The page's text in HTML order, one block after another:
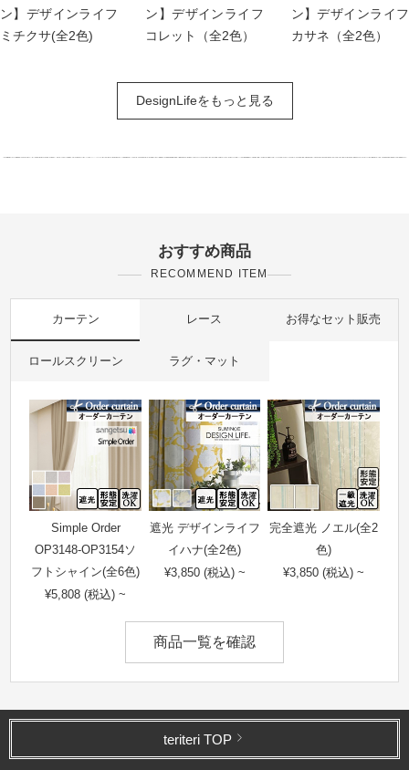
ン】デザインライフ
ミチクサ(全2色)
ン】デザインライフ
コレット（全2色）
ン】デザインライフ
カサネ（全2色）
DesignLifeをもっと見る
おすすめ商品
RECOMMEND ITEM
カーテン レース お得なセット販売
ロールスクリーン ラグ・マット
Simple Order
OP3148-OP3154ソ
フトシャイン(全6色)
¥5,808 (税込) ~
遮光 デザインライフ
イハナ(全2色)
¥3,850 (税込) ~
完全遮光 ノエル(全2
色)
¥3,850 (税込) ~
商品一覧を確認
teriteri TOP